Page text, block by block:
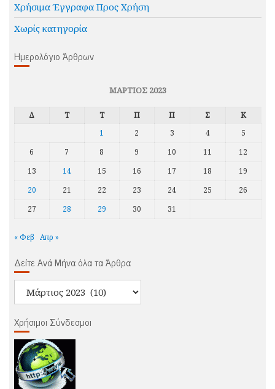
Χρήσιμα Έγγραφα Προς Χρήση
Χωρίς κατηγορία
Ημερολόγιο Άρθρων
ΜΆΡΤΙΟΣ 2023
Δ Τ Τ Π Π Σ
Κ
1
2 3 4
5
6
7 8 9 10 11
12
13
14 15 16 17 18
19
20
21 22 23 24 25
26
27
28 29 30 31
« Φεβ Απρ »
Δείτε Ανά Μήνα όλα τα Άρθρα
όλα
Άρθρα
Χρήσιμοι Σύνδεσμοι